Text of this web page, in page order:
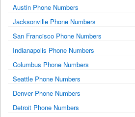
Austin Phone Numbers
Jacksonville Phone Numbers
San Francisco Phone Numbers
Indianapolis Phone Numbers
Columbus Phone Numbers
Seattle Phone Numbers
Denver Phone Numbers
Detroit Phone Numbers